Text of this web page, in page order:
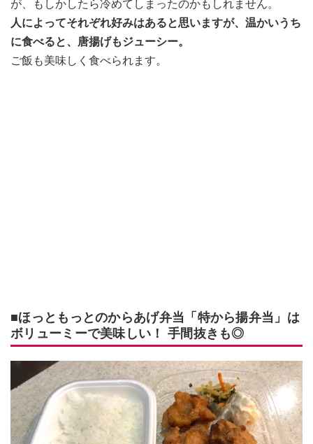
が、もしかしたら冷めてしまったのかもしれません。
人によってそれぞれ好みはあると思いますが、温かいうち
に食べると、唐揚げもジューシー。
ご飯も美味しく食べられます。
■ほっともっとのからあげ弁当「特から揚弁当」は
ボリューミーで美味しい！ 手間抜きも◎